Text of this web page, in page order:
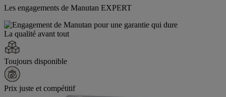
Les engagements de Manutan EXPERT
La qualité avant tout
Toujours disponible
Prix juste et compétitif